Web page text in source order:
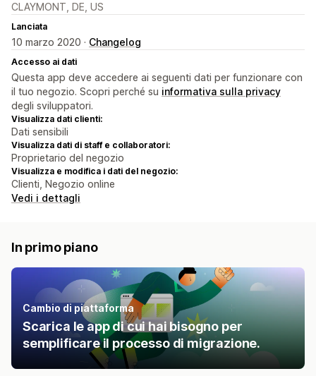
CLAYMONT, DE, US
Lanciata
10 marzo 2020 · Changelog
Accesso ai dati
Questa app deve accedere ai seguenti dati per funzionare con
il tuo negozio. Scopri perché su informativa sulla privacy
degli sviluppatori.
Visualizza dati clienti:
Dati sensibili
Visualizza dati di staff e collaboratori:
Proprietario del negozio
Visualizza e modifica i dati del negozio:
Clienti, Negozio online
Vedi i dettagli
In primo piano
Cambio di piattaforma
Scarica le app di cui hai bisogno per
semplificare il processo di migrazione.